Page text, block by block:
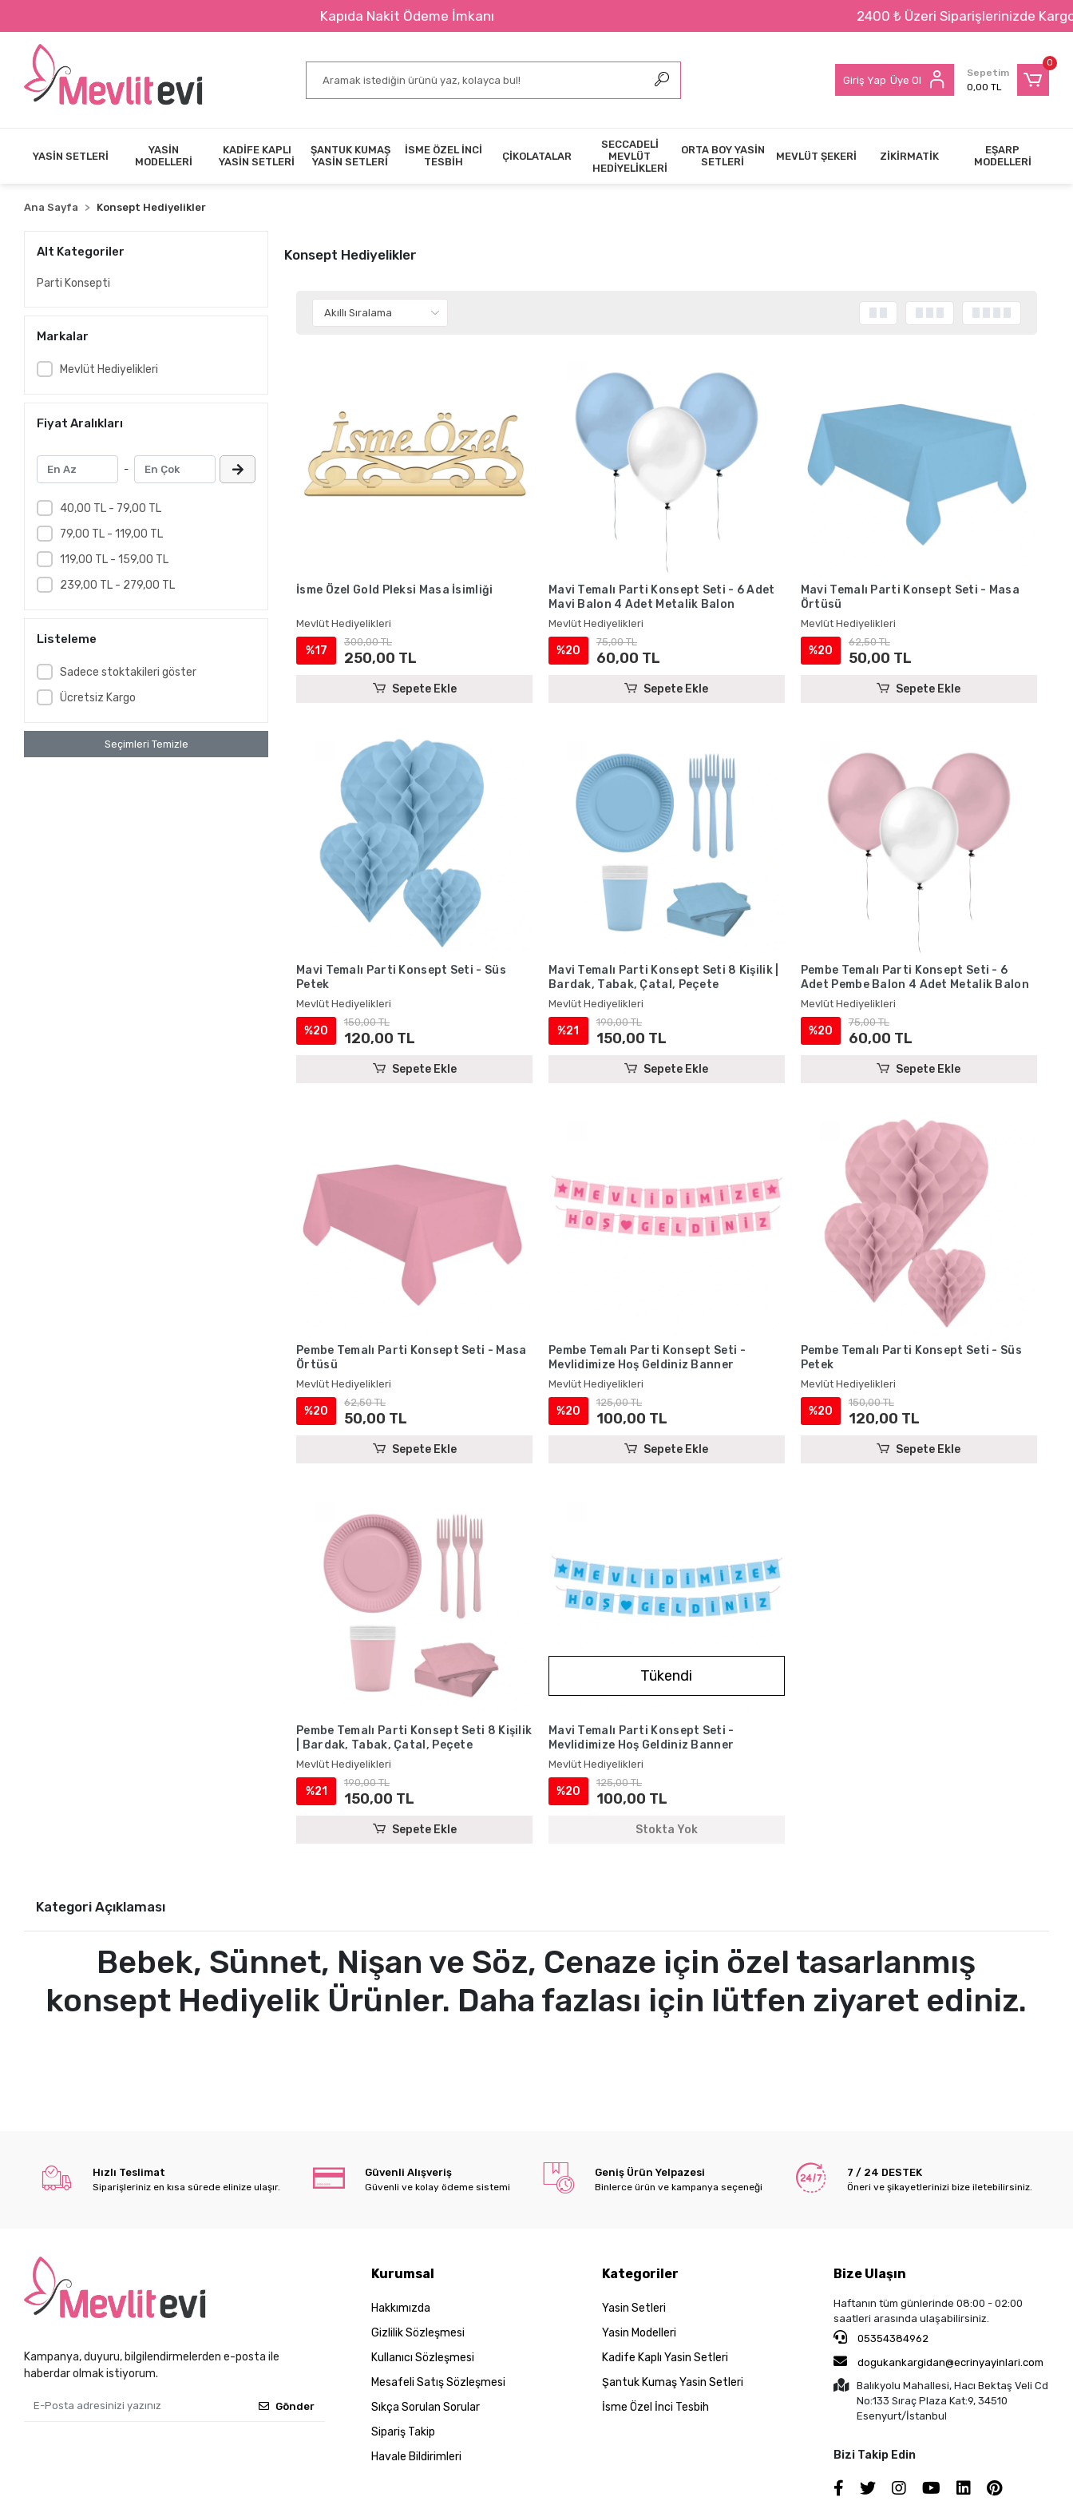
Kapıda Nakit Ödeme İmkanı 2400 ₺ Üzeri Siparişlerinizde Kargo BEDAVA
Giriş Yap Üye Ol
0
Sepetim
0,00 TL
YASİN SETLERİ
YASİN
MODELLERİ
KADİFE KAPLI
YASİN SETLERİ
ŞANTUK KUMAŞ
YASİN SETLERİ
İSME ÖZEL İNCİ
TESBİH
ÇİKOLATALAR
SECCADELİ
MEVLÜT
HEDİYELİKLERİ
ORTA BOY YASİN
SETLERİ
MEVLÜT ŞEKERİ ZİKİRMATİK
EŞARP
MODELLERİ
Ana Sayfa Konsept Hediyelikler
Alt Kategoriler
Parti Konsepti
Markalar
Mevlüt Hediyelikleri
Fiyat Aralıkları
-
40,00 TL - 79,00 TL
79,00 TL - 119,00 TL
119,00 TL - 159,00 TL
239,00 TL - 279,00 TL
Listeleme
Sadece stoktakileri göster
Ücretsiz Kargo
Seçimleri Temizle
Konsept Hediyelikler
İsme Özel Gold Pleksi Masa İsimliği
Mevlüt Hediyelikleri
%17
300,00 TL
250,00 TL
Sepete Ekle
Mavi Temalı Parti Konsept Seti - 6 Adet
Mavi Balon 4 Adet Metalik Balon
Mevlüt Hediyelikleri
%20
75,00 TL
60,00 TL
Sepete Ekle
Mavi Temalı Parti Konsept Seti - Masa
Örtüsü
Mevlüt Hediyelikleri
%20
62,50 TL
50,00 TL
Sepete Ekle
Mavi Temalı Parti Konsept Seti - Süs
Petek
Mevlüt Hediyelikleri
%20
150,00 TL
120,00 TL
Sepete Ekle
Mavi Temalı Parti Konsept Seti 8 Kişilik |
Bardak, Tabak, Çatal, Peçete
Mevlüt Hediyelikleri
%21
190,00 TL
150,00 TL
Sepete Ekle
Pembe Temalı Parti Konsept Seti - 6
Adet Pembe Balon 4 Adet Metalik Balon
Mevlüt Hediyelikleri
%20
75,00 TL
60,00 TL
Sepete Ekle
Pembe Temalı Parti Konsept Seti - Masa
Örtüsü
Mevlüt Hediyelikleri
%20
62,50 TL
50,00 TL
Sepete Ekle
Pembe Temalı Parti Konsept Seti -
Mevlidimize Hoş Geldiniz Banner
Mevlüt Hediyelikleri
%20
125,00 TL
100,00 TL
Sepete Ekle
Pembe Temalı Parti Konsept Seti - Süs
Petek
Mevlüt Hediyelikleri
%20
150,00 TL
120,00 TL
Sepete Ekle
Pembe Temalı Parti Konsept Seti 8 Kişilik
| Bardak, Tabak, Çatal, Peçete
Mevlüt Hediyelikleri
%21
190,00 TL
150,00 TL
Sepete Ekle
Tükendi
Mavi Temalı Parti Konsept Seti -
Mevlidimize Hoş Geldiniz Banner
Mevlüt Hediyelikleri
%20
125,00 TL
100,00 TL
Stokta Yok
Kategori Açıklaması
Bebek, Sünnet, Nişan ve Söz, Cenaze için özel tasarlanmış
konsept Hediyelik Ürünler. Daha fazlası için lütfen ziyaret ediniz.
Hızlı Teslimat
Siparişleriniz en kısa sürede elinize ulaşır.
Güvenli Alışveriş
Güvenli ve kolay ödeme sistemi
Geniş Ürün Yelpazesi
Binlerce ürün ve kampanya seçeneği
7 / 24 DESTEK
Öneri ve şikayetlerinizi bize iletebilirsiniz.
Kampanya, duyuru, bilgilendirmelerden e-posta ile
haberdar olmak istiyorum.
Gönder
Kurumsal
Hakkımızda
Gizlilik Sözleşmesi
Kullanıcı Sözleşmesi
Mesafeli Satış Sözleşmesi
Sıkça Sorulan Sorular
Sipariş Takip
Havale Bildirimleri
Kategoriler
Yasin Setleri
Yasin Modelleri
Kadife Kaplı Yasin Setleri
Şantuk Kumaş Yasin Setleri
İsme Özel İnci Tesbih
Bize Ulaşın
Haftanın tüm günlerinde 08:00 - 02:00
saatleri arasında ulaşabilirsiniz.
05354384962
dogukankargidan@ecrinyayinlari.com
Balıkyolu Mahallesi, Hacı Bektaş Veli Cd
No:133 Sıraç Plaza Kat:9, 34510
Esenyurt/İstanbul
Bizi Takip Edin